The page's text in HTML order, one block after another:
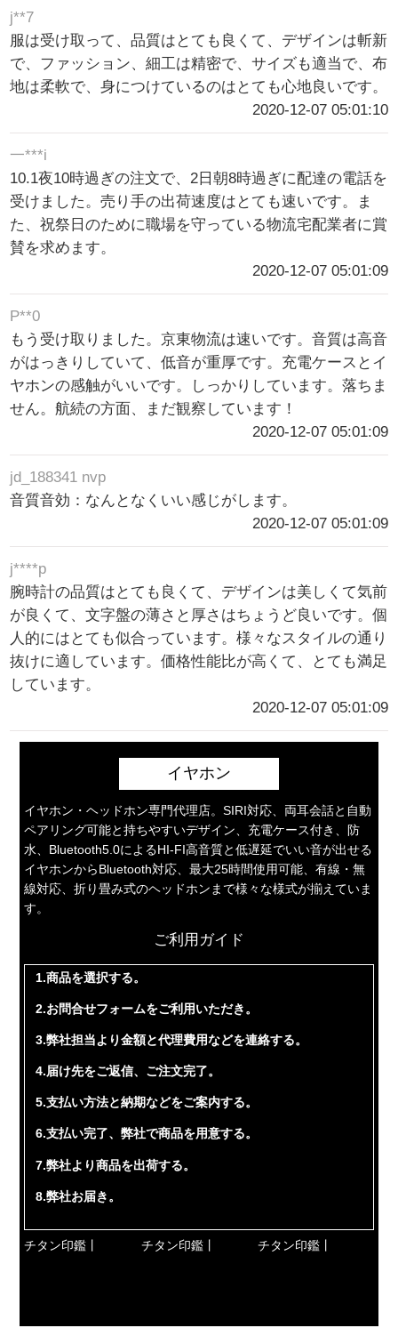
j**7
服は受け取って、品質はとても良くて、デザインは斬新
で、ファッション、細工は精密で、サイズも適当で、布
地は柔軟で、身につけているのはとても心地良いです。
2020-12-07 05:01:10
一***i
10.1夜10時過ぎの注文で、2日朝8時過ぎに配達の電話を
受けました。売り手の出荷速度はとても速いです。ま
た、祝祭日のために職場を守っている物流宅配業者に賞
賛を求めます。
2020-12-07 05:01:09
P**0
もう受け取りました。京東物流は速いです。音質は高音
がはっきりしていて、低音が重厚です。充電ケースとイ
ヤホンの感触がいいです。しっかりしています。落ちま
せん。航続の方面、まだ観察しています！
2020-12-07 05:01:09
jd_188341 nvp
音質音効：なんとなくいい感じがします。
2020-12-07 05:01:09
j****p
腕時計の品質はとても良くて、デザインは美しくて気前
が良くて、文字盤の薄さと厚さはちょうど良いです。個
人的にはとても似合っています。様々なスタイルの通り
抜けに適しています。価格性能比が高くて、とても満足
しています。
2020-12-07 05:01:09
イヤホン
イヤホン・ヘッドホン専門代理店。SIRI対応、両耳会話と自動
ペアリング可能と持ちやすいデザイン、充電ケース付き、防
水、Bluetooth5.0によるHI-FI高音質と低遅延でいい音が出せる
イヤホンからBluetooth対応、最大25時間使用可能、有線・無
線対応、折り畳み式のヘッドホンまで様々な様式が揃えていま
す。
ご利用ガイド
1.商品を選択する。
2.お問合せフォームをご利用いただき。
3.弊社担当より金額と代理費用などを連絡する。
4.届け先をご返信、ご注文完了。
5.支払い方法と納期などをご案内する。
6.支払い完了、弊社で商品を用意する。
7.弊社より商品を出荷する。
8.弊社お届き。
チタン印鑑丨 チタン印鑑丨 チタン印鑑丨